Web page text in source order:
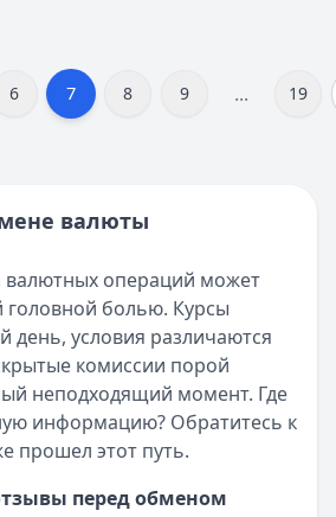
6 7 8 9 ... 19
валюты
валютных операций может
головной болью. Курсы
день, условия различаются
комиссии порой
неподходящий момент. Где
информацию? Обратитесь к
прошел этот путь.
перед обменом